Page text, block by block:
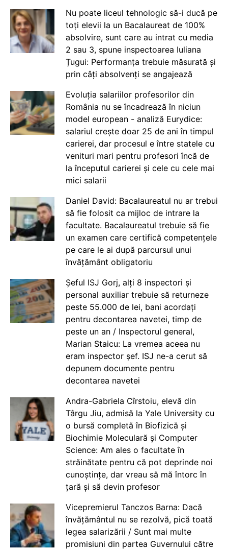
Nu poate liceul tehnologic să-i ducă pe
toți elevii la un Bacalaureat de 100%
absolvire, sunt care au intrat cu media
2 sau 3, spune inspectoarea Iuliana
Țugui: Performanța trebuie măsurată și
prin câți absolvenți se angajează
Evoluția salariilor profesorilor din
România nu se încadrează în niciun
model european - analiză Eurydice:
salariul crește doar 25 de ani în timpul
carierei, dar procesul e între statele cu
venituri mari pentru profesori încă de
la începutul carierei și cele cu cele mai
mici salarii
Daniel David: Bacalaureatul nu ar trebui
să fie folosit ca mijloc de intrare la
facultate. Bacalaureatul trebuie să fie
un examen care certifică competențele
pe care le ai după parcursul unui
învățământ obligatoriu
Șeful ISJ Gorj, alți 8 inspectori și
personal auxiliar trebuie să returneze
peste 55.000 de lei, bani acordați
pentru decontarea navetei, timp de
peste un an / Inspectorul general,
Marian Staicu: La vremea aceea nu
eram inspector șef. ISJ ne-a cerut să
depunem documente pentru
decontarea navetei
Andra-Gabriela Cîrstoiu, elevă din
Târgu Jiu, admisă la Yale University cu
o bursă completă în Biofizică și
Biochimie Moleculară și Computer
Science: Am ales o facultate în
străinătate pentru că pot deprinde noi
cunoștințe, dar vreau să mă întorc în
țară și să devin profesor
Vicepremierul Tanczos Barna: Dacă
învățământul nu se rezolvă, pică toată
legea salarizării / Sunt mai multe
promisiuni din partea Guvernului către